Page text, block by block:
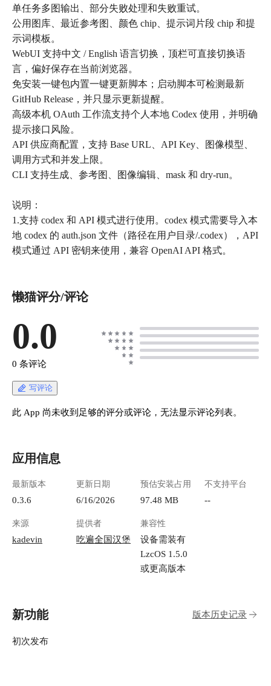
单任务多图输出、部分失败处理和失败重试。
公用图库、最近参考图、颜色 chip、提示词片段 chip 和提
示词模板。
WebUI 支持中文 / English 语言切换，顶栏可直接切换语
言，偏好保存在当前浏览器。
免安装一键包内置一键更新脚本；启动脚本可检测最新
GitHub Release，并只显示更新提醒。
高级本机 OAuth 工作流支持个人本地 Codex 使用，并明确
提示接口风险。
API 供应商配置，支持 Base URL、API Key、图像模型、
调用方式和并发上限。
CLI 支持生成、参考图、图像编辑、mask 和 dry-run。
说明：
1.支持 codex 和 API 模式进行使用。codex 模式需要导入本
地 codex 的 auth.json 文件（路径在用户目录/.codex），API
模式通过 API 密钥来使用，兼容 OpenAI API 格式。
懒猫评分/评论
0.0
0 条评论
写评论
此 App 尚未收到足够的评分或评论，无法显示评论列表。
应用信息
最新版本
0.3.6
更新日期
6/16/2026
预估安装占用
97.48 MB
不支持平台
--
来源
kadevin
提供者
吃遍全国汉堡
兼容性
设备需装有
LzcOS 1.5.0
或更高版本
新功能 版本历史记录
初次发布